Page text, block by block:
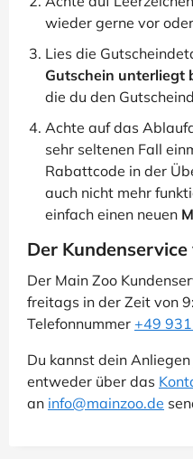
wieder gerne vor
Lies die
Gutschein unterliegt
die du den
Achte auf das
sehr seltenen Fall
Rabattcode in der
auch nicht mehr
einfach einen neuen
Der
Der Main Zoo
freitags in der Zeit von
Telefonnummer +49
Du kannst dein
entweder über das
an info@mainzoo.de